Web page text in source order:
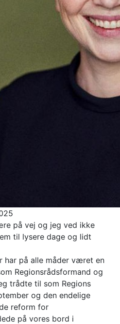
på vej og jeg ved ikke
til lysere dage og lidt
har på alle måder været en
Regionsrådsformand og
trådte til som Regions
og den endelige
reform for
på vores bord i